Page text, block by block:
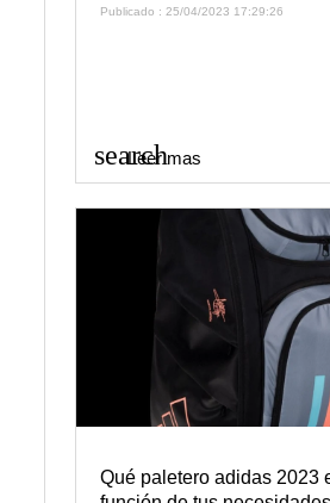
Publicado : 25/04/2023 17:29:26
search
Leer mas
Qué paletero adidas 2023